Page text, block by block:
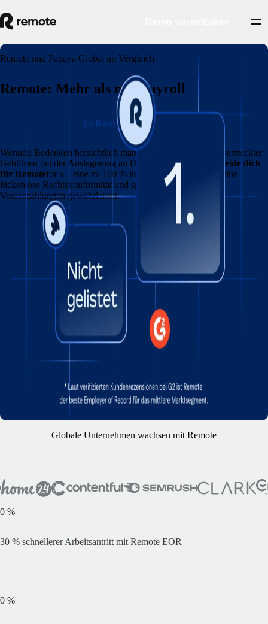
Remote und Papaya Global im Vergleich
Remote: Mehr als nur Payroll
Wenndu Bedenken hinsichtlich mangelnder Kontrolle und versteckter
Gebühren bei der Auslagerung an Drittanbieter hast,
entscheide dich
für Remotefor a – eine zu 100 % interne Infrastruktur, die eine
lückenlose Rechtskonformität und speziellen Support ohne
Vorauszahlungen gewährleistet.
Zu Remote wechseln
Globale Unternehmen wachsen mit Remote
0 %
30 % schnellerer Arbeitsantritt mit Remote EOR
0 %